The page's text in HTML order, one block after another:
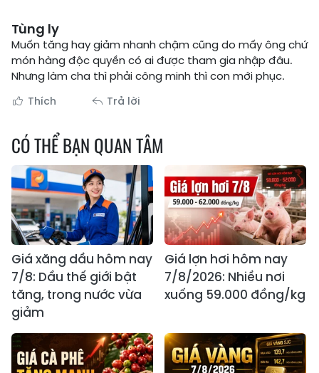
Tùng ly
Muốn tăng hay giảm nhanh chậm cũng do mấy ông chứ
món hàng độc quyền có ai được tham gia nhập đâu.
Nhưng làm cha thì phải công minh thì con mới phục.
Thích Trả lời
CÓ THỂ BẠN QUAN TÂM
Giá xăng dầu hôm nay
7/8: Dầu thế giới bật
tăng, trong nước vừa
giảm
Giá lợn hơi hôm nay
7/8/2026: Nhiều nơi
xuống 59.000 đồng/kg